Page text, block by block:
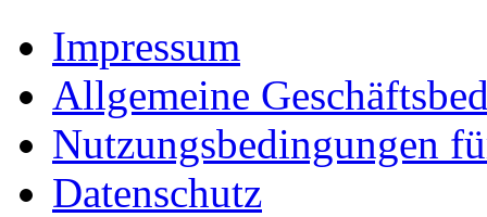
Impressum
Allgemeine
Nutzungsbedingungen
Datenschutz